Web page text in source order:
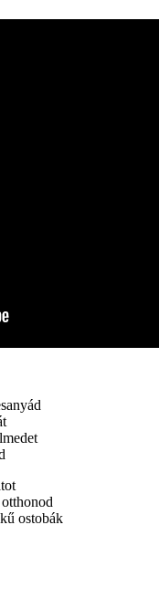
ostobák